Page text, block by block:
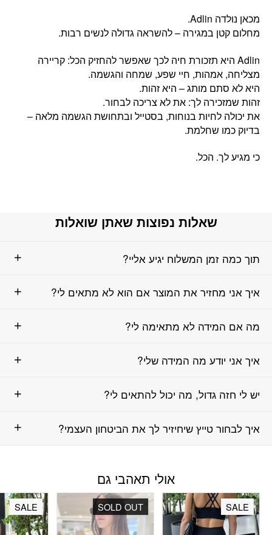
מכאן נולדה Adlin.
מחלום קטן במגירה – להשראה גדולה לנשים רבות.
‏Adlin היא תזכורת חיה לכך שאפשר להחזיק הכל: קריירה
מצליחה, אמהות, חיי שפע, שמחה והגשמה.
היא לא סתם מותג – היא זהות.
זהות שמזכירה לך: את לא צריכה לבחור.
את יכולה לחיות בנוחות, בסטייל ובתחושת הגשמה מלאה –
בדיוק כמו שחלמת.
כי מגיע לך. הכל.
שאלות נפוצות שאתן שואלות
תוך כמה זמן המשלוח יגיע אליי?
איך אני מחזיר את המוצר אם הוא לא מתאים לי?
מה אם המידה לא מתאימה לי?
איך אני יודע מה המידה שלי?
יש לי חזה גדול, מה יכול להתאים לי?
איך לבחור טייץ שיחיזיר לך את הביטחון העצמי?
אולי תאהבי גם
SALE
SOLD OUT
SALE